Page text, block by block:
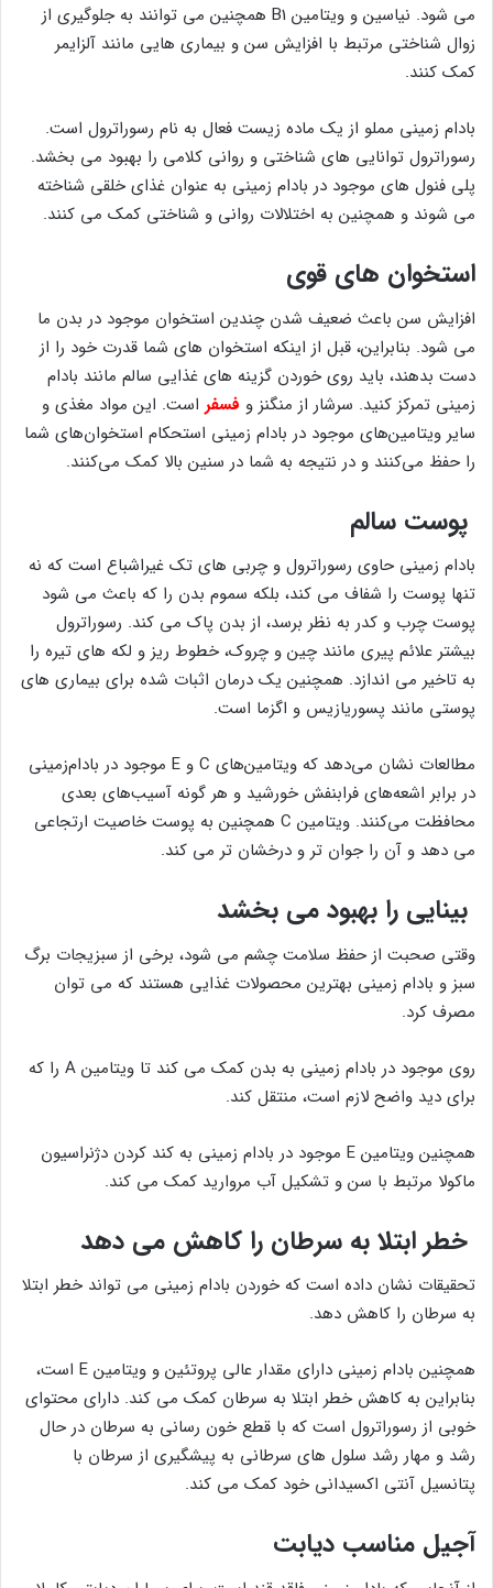
می شود. نیاسین و ویتامین B1 همچنین می توانند به جلوگیری از
زوال شناختی مرتبط با افزایش سن و بیماری هایی مانند آلزایمر
کمک کنند.
بادام زمینی مملو از یک ماده زیست فعال به نام رسوراترول است.
رسوراترول توانایی های شناختی و روانی کلامی را بهبود می بخشد.
پلی فنول های موجود در بادام زمینی به عنوان غذای خلقی شناخته
می شوند و همچنین به اختلالات روانی و شناختی کمک می کنند.
استخوان های قوی
افزایش سن باعث ضعیف شدن چندین استخوان موجود در بدن ما
می شود. بنابراین، قبل از اینکه استخوان های شما قدرت خود را از
دست بدهند، باید روی خوردن گزینه های غذایی سالم مانند بادام
زمینی تمرکز کنید. سرشار از منگنز و فسفر است. این مواد مغذی و
سایر ویتامین‌های موجود در بادام زمینی استحکام استخوان‌های شما
را حفظ می‌کنند و در نتیجه به شما در سنین بالا کمک می‌کنند.
پوست سالم
بادام زمینی حاوی رسوراترول و چربی های تک غیراشباع است که نه
تنها پوست را شفاف می کند، بلکه سموم بدن را که باعث می شود
پوست چرب و کدر به نظر برسد، از بدن پاک می کند. رسوراترول
بیشتر علائم پیری مانند چین و چروک، خطوط ریز و لکه های تیره را
به تاخیر می اندازد. همچنین یک درمان اثبات شده برای بیماری های
پوستی مانند پسوریازیس و اگزما است.
مطالعات نشان می‌دهد که ویتامین‌های C و E موجود در بادام‌زمینی
در برابر اشعه‌های فرابنفش خورشید و هر گونه آسیب‌های بعدی
محافظت می‌کنند. ویتامین C همچنین به پوست خاصیت ارتجاعی
می دهد و آن را جوان تر و درخشان تر می کند.
بینایی را بهبود می بخشد
وقتی صحبت از حفظ سلامت چشم می شود، برخی از سبزیجات برگ
سبز و بادام زمینی بهترین محصولات غذایی هستند که می توان
مصرف کرد.
روی موجود در بادام زمینی به بدن کمک می کند تا ویتامین A را که
برای دید واضح لازم است، منتقل کند.
همچنین ویتامین E موجود در بادام زمینی به کند کردن دژنراسیون
ماکولا مرتبط با سن و تشکیل آب مروارید کمک می کند.
خطر ابتلا به سرطان را کاهش می دهد
تحقیقات نشان داده است که خوردن بادام زمینی می تواند خطر ابتلا
به سرطان را کاهش دهد.
همچنین بادام زمینی دارای مقدار عالی پروتئین و ویتامین E است،
بنابراین به کاهش خطر ابتلا به سرطان کمک می کند. دارای محتوای
خوبی از رسوراترول است که با قطع خون رسانی به سرطان در حال
رشد و مهار رشد سلول های سرطانی به پیشگیری از سرطان با
پتانسیل آنتی اکسیدانی خود کمک می کند.
آجیل مناسب دیابت